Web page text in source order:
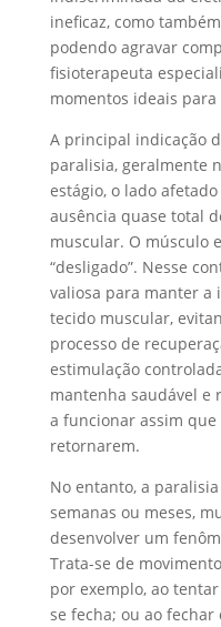
ineficaz, como
podendo agravar
fisioterapeuta
momentos ideais para
A principal indicação
paralisia, geralmente
estágio, o lado
ausência quase total
muscular. O músculo
“desligado”. Nesse
valiosa para manter a
tecido muscular,
processo de
estimulação
mantenha saudável e
a funcionar assim que
retornarem.
No entanto, a
semanas ou meses,
desenvolver um
Trata-se de
por exemplo, ao
se fecha; ou ao fechar